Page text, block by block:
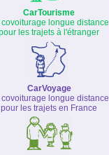
CarTourisme
covoiturage longue distance
les trajets à l'étranger
CarVoyage
covoiturage longue distance
pour les trajets en France